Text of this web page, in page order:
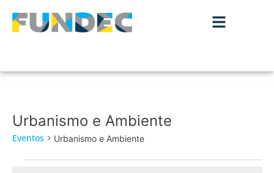
Urbanismo e Ambiente
Eventos Urbanismo e Ambiente